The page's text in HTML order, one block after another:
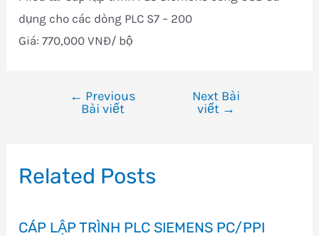
dụng cho các dòng PLC S7 – 200
Giá: 770,000 VNĐ/ bộ
viết
← Previous
Bài viết
Next Bài
viết →
Related Posts
CÁP LẬP TRÌNH PLC SIEMENS PC/PPI